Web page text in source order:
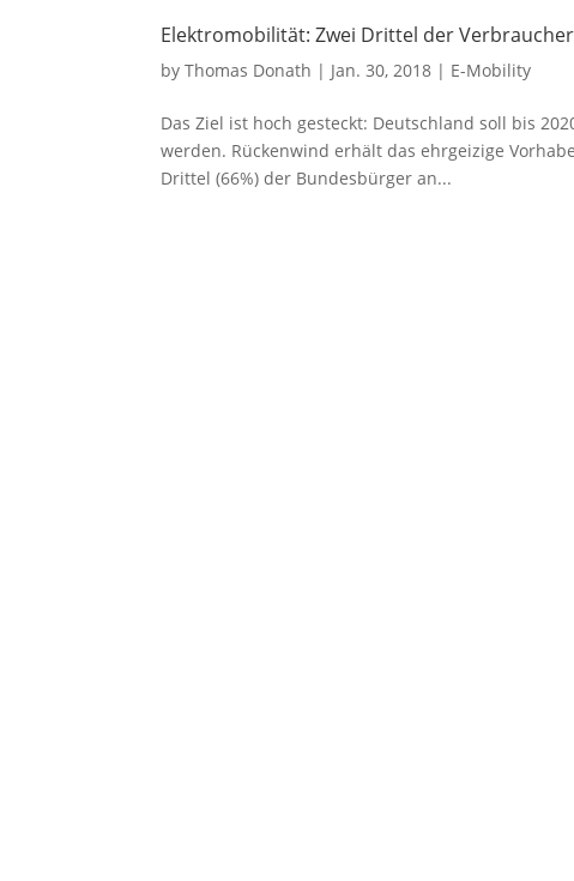
Elektromobilität: Zwei Drittel der
byThomas Donath | Jan. 30, 2018 | E-Mobility
Das Ziel ist hoch gesteckt: Deutschland soll bis
werden. Rückenwind erhält das ehrgeizige
Drittel (66%) der Bundesbürger an...